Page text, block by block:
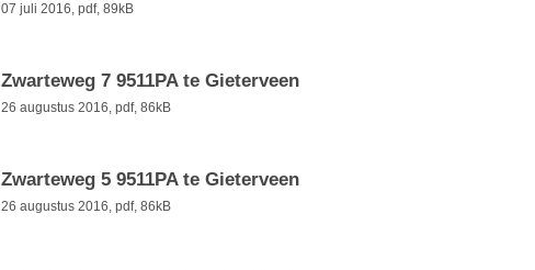
07 juli 2016, pdf, 89kB
Zwarteweg 7 9511PA te Gieterveen
26 augustus 2016, pdf, 86kB
Zwarteweg 5 9511PA te Gieterveen
26 augustus 2016, pdf, 86kB